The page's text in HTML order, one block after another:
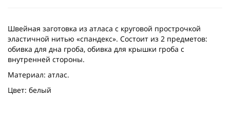
Швейная заготовка из атласа с круговой прострочкой
эластичной нитью «спандекс». Состоит из 2 предметов:
обивка для дна гроба, обивка для крышки гроба с
внутренней стороны.
Материал: атлас.
Цвет: белый